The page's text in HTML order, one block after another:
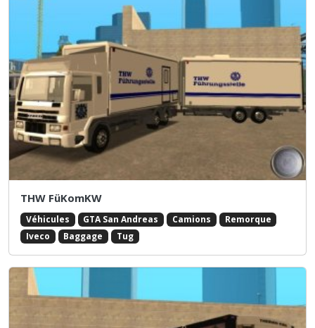
THW FüKomKW
Véhicules GTA San Andreas Camions
Remorque
Iveco
Baggage Tug